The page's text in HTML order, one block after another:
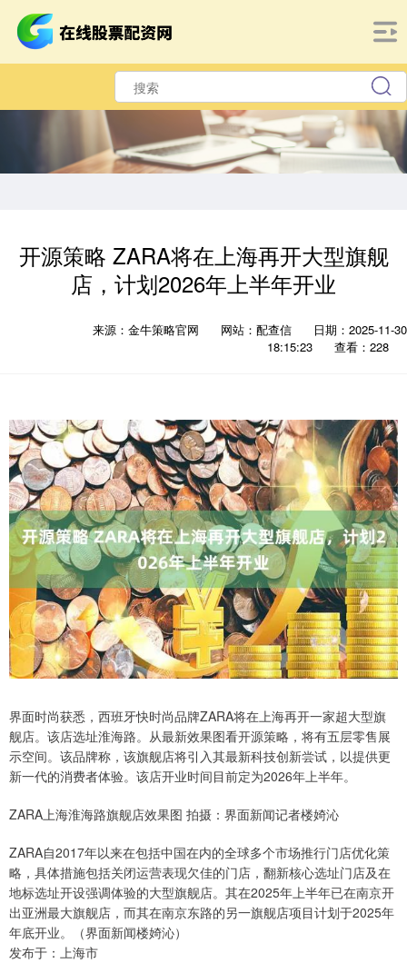
开源策略 ZARA将在上海再开大型旗舰
店，计划2026年上半年开业
来源：金牛策略官网 网站：配查信
日期：2025-11-30
18:15:23
查看：228
界面时尚获悉，西班牙快时尚品牌ZARA将在上海再开一家超大型旗
舰店。该店选址淮海路。从最新效果图看开源策略，将有五层零售展
示空间。该品牌称，该旗舰店将引入其最新科技创新尝试，以提供更
新一代的消费者体验。该店开业时间目前定为2026年上半年。
ZARA上海淮海路旗舰店效果图 拍摄：界面新闻记者楼婍沁
ZARA自2017年以来在包括中国在内的全球多个市场推行门店优化策
略，具体措施包括关闭运营表现欠佳的门店，翻新核心选址门店及在
地标选址开设强调体验的大型旗舰店。其在2025年上半年已在南京开
出亚洲最大旗舰店，而其在南京东路的另一旗舰店项目计划于2025年
年底开业。（界面新闻楼婍沁）
发布于：上海市